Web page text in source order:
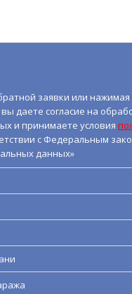
заявки или нажимая
даете согласие на
и принимаете условия
с Федеральным
данных»